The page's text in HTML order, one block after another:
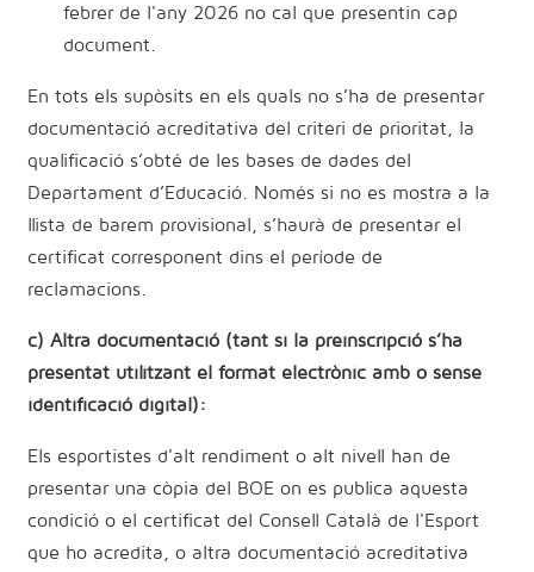
febrer de l'any 2026 no cal que presentin cap
document.
En tots els supòsits en els quals no s’ha de presentar
documentació acreditativa del criteri de prioritat, la
qualificació s’obté de les bases de dades del
Departament d’Educació. Només si no es mostra a la
llista de barem provisional, s’haurà de presentar el
certificat corresponent dins el període de
reclamacions.
c) Altra documentació (tant si la preinscripció s’ha
presentat utilitzant el format electrònic amb o sense
identificació digital):
Els esportistes d'alt rendiment o alt nivell han de
presentar una còpia del BOE on es publica aquesta
condició o el certificat del Consell Català de l'Esport
que ho acredita, o altra documentació acreditativa